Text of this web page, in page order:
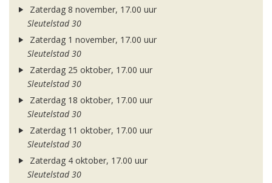
Zaterdag 8 november, 17.00 uur
Sleutelstad 30
Zaterdag 1 november, 17.00 uur
Sleutelstad 30
Zaterdag 25 oktober, 17.00 uur
Sleutelstad 30
Zaterdag 18 oktober, 17.00 uur
Sleutelstad 30
Zaterdag 11 oktober, 17.00 uur
Sleutelstad 30
Zaterdag 4 oktober, 17.00 uur
Sleutelstad 30